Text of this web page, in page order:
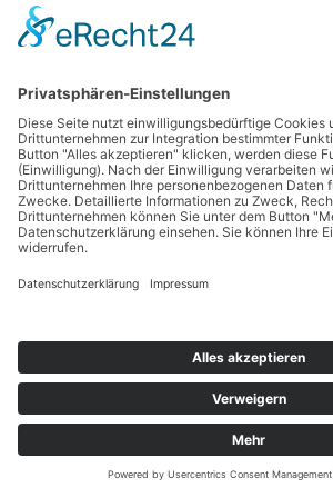
Copyright © 2026 Werbetechnik Stumpf | Lauestraße
Telefon: 06021-8 75 03 |Mail|Impressum